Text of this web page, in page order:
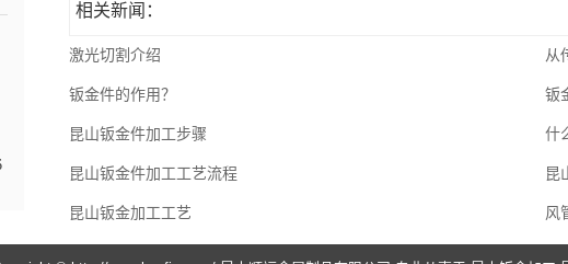
相关新闻：
激光切割介绍 从
钣金件的作用？ 钣
昆山钣金件加工步骤 什
昆山钣金件加工工艺流程 昆
昆山钣金加工工艺 风